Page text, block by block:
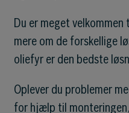
Du er meget
mere om de forskellige
oliefyr er den bedste
Oplever du problemer
for hjælp til